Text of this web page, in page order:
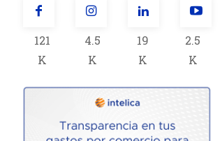
121
K
4.5
K
19
K
2.5
K